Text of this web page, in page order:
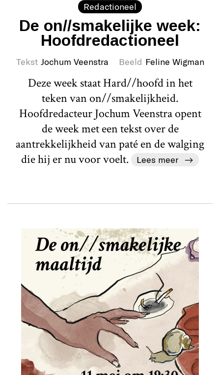
Redactioneel
De on//smakelijke week:
Hoofdredactioneel
Tekst Jochum Veenstra Beeld Feline Wigman
Deze week staat Hard//hoofd in het
teken van on//smakelijkheid.
Hoofdredacteur Jochum Veenstra opent
de week met een tekst over de
aantrekkelijkheid van paté en de walging
die hij er nu voor voelt.
Lees meer